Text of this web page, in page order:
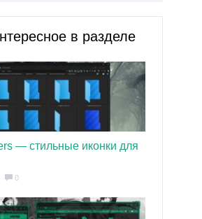
в разделе
— стильные иконки для
0